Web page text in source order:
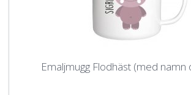
Emaljmugg Flodhäst (med namn